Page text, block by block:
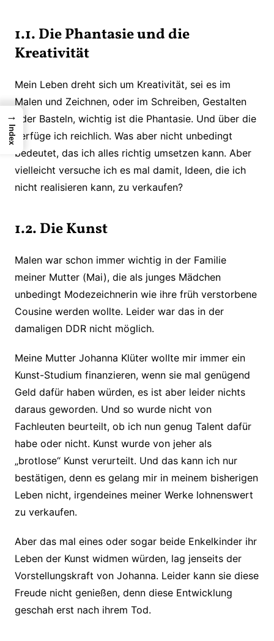
1.1. Die Phantasie und die
Kreativität
Mein Leben dreht sich um Kreativität, sei es im
Malen und Zeichnen, oder im Schreiben, Gestalten
oder Basteln, wichtig ist die Phantasie. Und über die
verfüge ich reichlich. Was aber nicht unbedingt
bedeutet, das ich alles richtig umsetzen kann. Aber
vielleicht versuche ich es mal damit, Ideen, die ich
nicht realisieren kann, zu verkaufen?
1.2. Die Kunst
Malen war schon immer wichtig in der Familie
meiner Mutter (Mai), die als junges Mädchen
unbedingt Modezeichnerin wie ihre früh verstorbene
Cousine werden wollte. Leider war das in der
damaligen DDR nicht möglich.
Meine Mutter Johanna Klüter wollte mir immer ein
Kunst-Studium finanzieren, wenn sie mal genügend
Geld dafür haben würden, es ist aber leider nichts
daraus geworden. Und so wurde nicht von
Fachleuten beurteilt, ob ich nun genug Talent dafür
habe oder nicht. Kunst wurde von jeher als
„brotlose“ Kunst verurteilt. Und das kann ich nur
bestätigen, denn es gelang mir in meinem bisherigen
Leben nicht, irgendeines meiner Werke lohnenswert
zu verkaufen.
Aber das mal eines oder sogar beide Enkelkinder ihr
Leben der Kunst widmen würden, lag jenseits der
Vorstellungskraft von Johanna. Leider kann sie diese
Freude nicht genießen, denn diese Entwicklung
geschah erst nach ihrem Tod.
→
Index